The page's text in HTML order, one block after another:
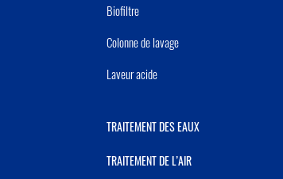
Biofiltre
Colonne de lavage
Laveur acide
TRAITEMENT DES EAUX
TRAITEMENT DE L’AIR